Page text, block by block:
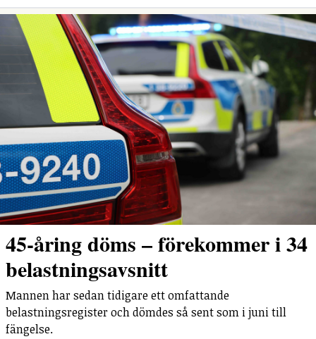
45-åring döms – förekommer i 34
belastningsavsnitt
Mannen har sedan tidigare ett omfattande
belastningsregister och dömdes så sent som i juni till
fängelse.